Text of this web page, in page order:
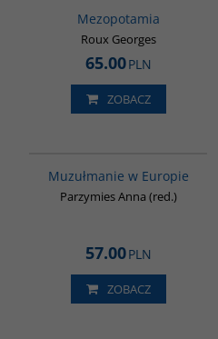
Mezopotamia
Roux Georges
65.00PLN
ZOBACZ
Muzułmanie w Europie
Parzymies Anna (red.)
57.00PLN
ZOBACZ